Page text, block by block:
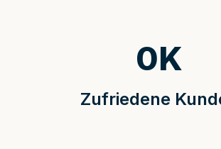
Zufriedene
0K